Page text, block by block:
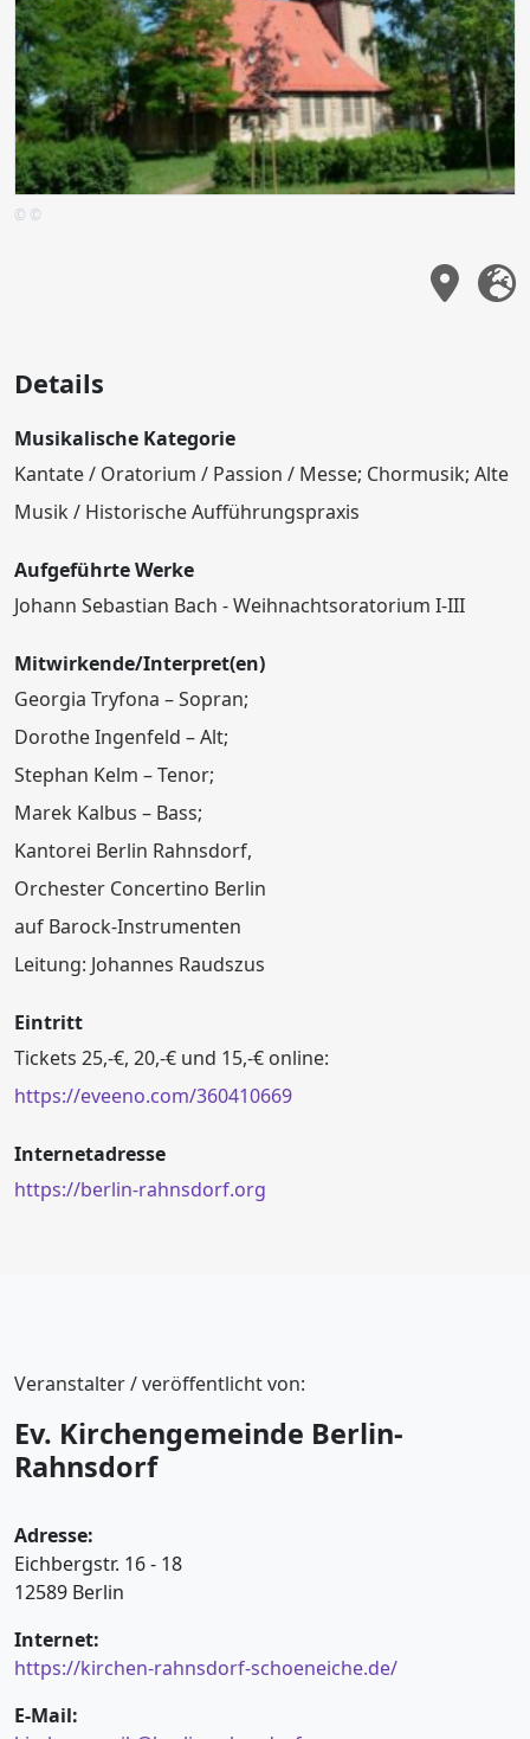
© ©
Details
Musikalische Kategorie
Kantate / Oratorium / Passion / Messe; Chormusik; Alte
Musik / Historische Aufführungspraxis
Aufgeführte Werke
Johann Sebastian Bach - Weihnachtsoratorium I-III
Mitwirkende/Interpret(en)
Georgia Tryfona – Sopran;
Dorothe Ingenfeld – Alt;
Stephan Kelm – Tenor;
Marek Kalbus – Bass;
Kantorei Berlin Rahnsdorf,
Orchester Concertino Berlin
auf Barock-Instrumenten
Leitung: Johannes Raudszus
Eintritt
Tickets 25,-€, 20,-€ und 15,-€ online:
https://eveeno.com/360410669
Internetadresse
https://berlin-rahnsdorf.org
Veranstalter / veröffentlicht von:
Ev. Kirchengemeinde Berlin-
Rahnsdorf
Adresse:
Eichbergstr. 16 - 18
12589 Berlin
Internet:
https://kirchen-rahnsdorf-schoeneiche.de/
E-Mail: